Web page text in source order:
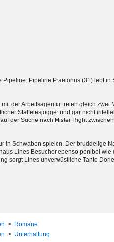
Pipeline Praetorius (31) lebt in
der Arbeitsagentur treten gleich zwei
Stäffelesjogger und gar nicht
der Suche nach Mister Right
in Schwaben spielen. Der bruddelige
Lines Besucher ebenso penibel
sorgt Lines unverwüstliche Tante
> Romane
> Unterhaltung